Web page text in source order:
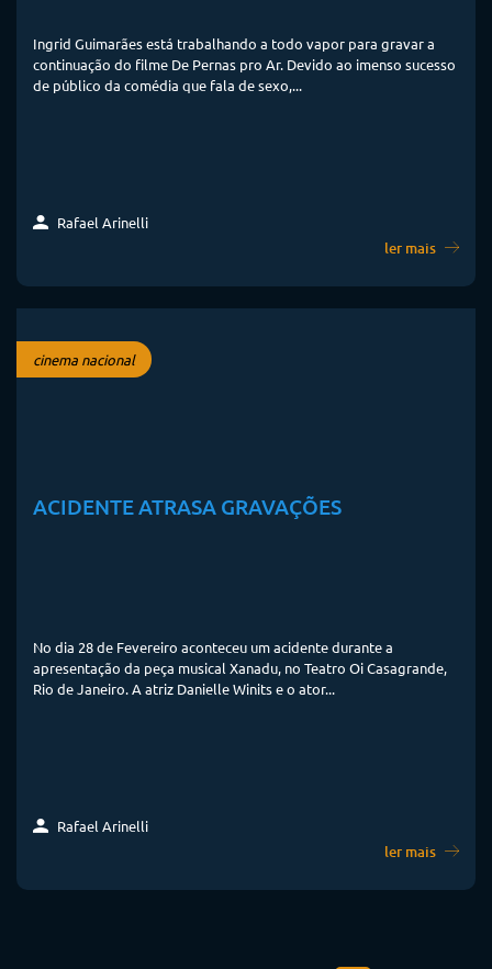
Ingrid Guimarães está trabalhando a todo vapor para gravar a
continuação do filme De Pernas pro Ar. Devido ao imenso sucesso
de público da comédia que fala de sexo,...
Rafael Arinelli
ler mais
cinema nacional
ACIDENTE ATRASA GRAVAÇÕES
No dia 28 de Fevereiro aconteceu um acidente durante a
apresentação da peça musical Xanadu, no Teatro Oi Casagrande,
Rio de Janeiro. A atriz Danielle Winits e o ator...
Rafael Arinelli
ler mais